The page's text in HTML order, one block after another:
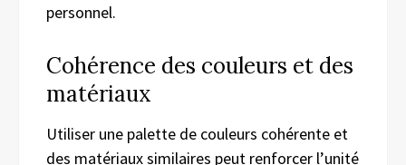
personnel.
Cohérence des couleurs et des
matériaux
Utiliser une palette de couleurs cohérente et
des matériaux similaires peut renforcer l’unité